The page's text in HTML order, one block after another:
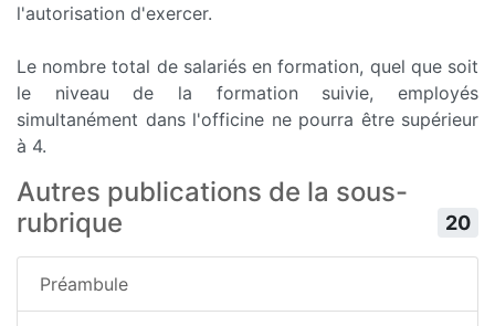
l'autorisation d'exercer.
Le nombre total de salariés en formation, quel que soit
le niveau de la formation suivie, employés
simultanément dans l'officine ne pourra être supérieur
à 4.
Autres publications de la sous-
rubrique
20
Préambule